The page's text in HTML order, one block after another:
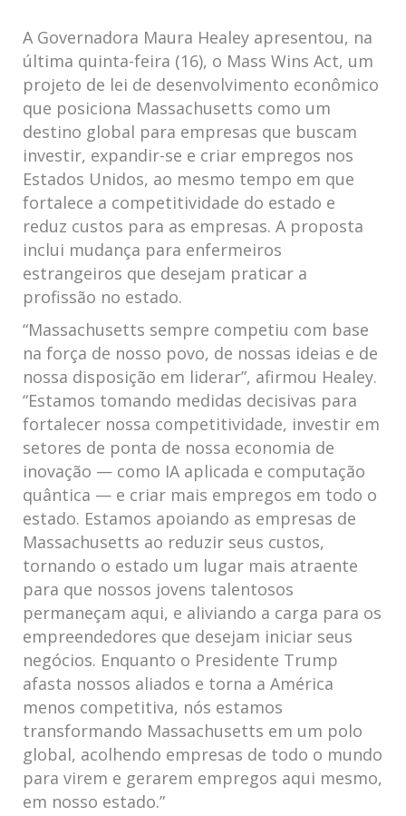
A Governadora Maura Healey apresentou, na
última quinta-feira (16), o Mass Wins Act, um
projeto de lei de desenvolvimento econômico
que posiciona Massachusetts como um
destino global para empresas que buscam
investir, expandir-se e criar empregos nos
Estados Unidos, ao mesmo tempo em que
fortalece a competitividade do estado e
reduz custos para as empresas. A proposta
inclui mudança para enfermeiros
estrangeiros que desejam praticar a
profissão no estado.
“Massachusetts sempre competiu com base
na força de nosso povo, de nossas ideias e de
nossa disposição em liderar”, afirmou Healey.
“Estamos tomando medidas decisivas para
fortalecer nossa competitividade, investir em
setores de ponta de nossa economia de
inovação — como IA aplicada e computação
quântica — e criar mais empregos em todo o
estado. Estamos apoiando as empresas de
Massachusetts ao reduzir seus custos,
tornando o estado um lugar mais atraente
para que nossos jovens talentosos
permaneçam aqui, e aliviando a carga para os
empreendedores que desejam iniciar seus
negócios. Enquanto o Presidente Trump
afasta nossos aliados e torna a América
menos competitiva, nós estamos
transformando Massachusetts em um polo
global, acolhendo empresas de todo o mundo
para virem e gerarem empregos aqui mesmo,
em nosso estado.”